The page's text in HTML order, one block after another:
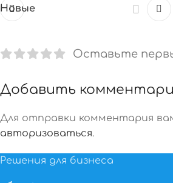
Новые
Оставьте
Добавить
Для отправки комментария
авторизоваться.
Решения для бизнеса